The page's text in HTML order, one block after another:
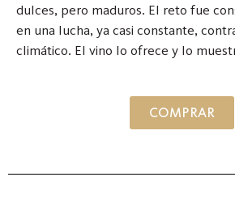
dulces, pero maduros. El reto fue
en una lucha, ya casi constante,
climático. El vino lo ofrece y lo
COMPRAR